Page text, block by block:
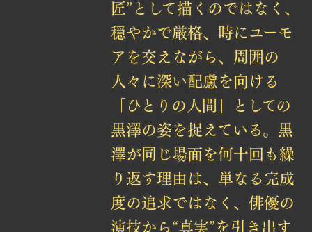
匠”として描くのではなく、
穏やかで厳格、時にユーモ
アを交えながら、周囲の
人々に深い配慮を向ける
「ひとりの人間」としての
黒澤の姿を捉えている。黒
澤が同じ場面を何十回も繰
り返す理由は、単なる完成
度の追求ではなく、俳優の
演技から“真実”を引き出す